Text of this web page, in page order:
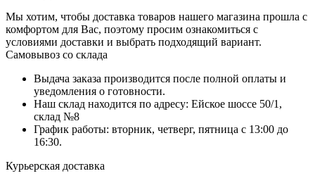
Мы хотим, чтобы доставка товаров нашего магазина прошла с
комфортом для Вас, поэтому просим ознакомиться с
условиями доставки и выбрать подходящий вариант.
Самовывоз со склада
Выдача заказа производится после полной оплаты и
уведомления о готовности.
Наш склад находится по адресу: Ейское шоссе 50/1,
склад №8
График работы: вторник, четверг, пятница с 13:00 до
16:30.
Курьерская доставка